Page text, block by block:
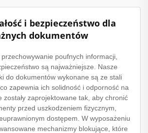
i bezpieczeństwo dla
dokumentów
poufnych informacji,
są najważniejsze. Nasze
do dokumentów wykonane są ze stali
zapewnia ich solidność i odporność na
zostały zaprojektowane tak, aby chronić
przed uszkodzeniem fizycznym,
dostępem. W wyposażeniu
mechanizmy blokujące, które